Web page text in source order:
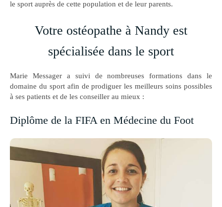
le sport auprès de cette population et de leur parents.
Votre ostéopathe à Nandy est
spécialisée dans le sport
Marie Messager a suivi de nombreuses formations dans le
domaine du sport afin de prodiguer les meilleurs soins possibles
à ses patients et de les conseiller au mieux :
Diplôme de la FIFA en Médecine du Foot